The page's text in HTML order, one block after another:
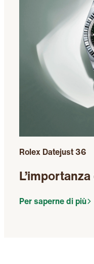
Rolex Datejust 36
Per saperne di più